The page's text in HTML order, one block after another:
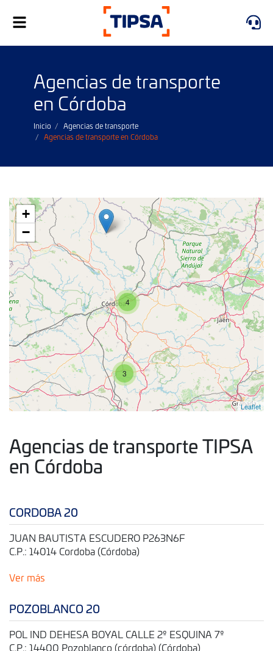
Alternar
navegación
Agencias de transporte
en Córdoba
Inicio
Agencias de transporte
Agencias de transporte en Córdoba
3
4
+
−
Leaflet
Agencias de transporte TIPSA
en Córdoba
CORDOBA 20
JUAN BAUTISTA ESCUDERO P263N6F
C.P.: 14014 Cordoba (Córdoba)
Ver más
POZOBLANCO 20
POL IND DEHESA BOYAL CALLE 2º ESQUINA 7º
C.P.: 14400 Pozoblanco (córdoba) (Córdoba)